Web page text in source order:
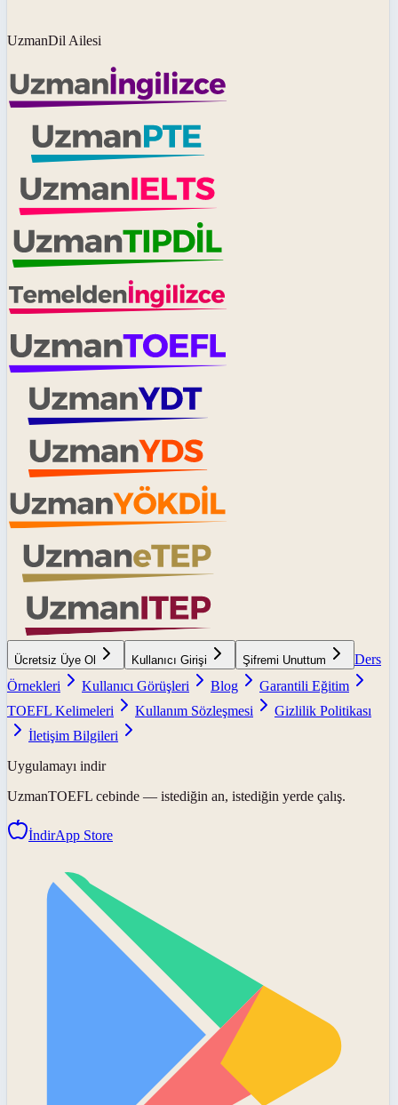
UzmanDil Ailesi
Ücretsiz Üye Ol Kullanıcı Girişi Şifremi Unuttum
Ders
Örnekleri
Kullanıcı Görüşleri Blog
Garantili Eğitim
TOEFL Kelimeleri
Kullanım Sözleşmesi
Gizlilik Politikası
İletişim Bilgileri
Uygulamayı indir
UzmanTOEFL cebinde — istediğin an, istediğin yerde çalış.
İndirApp Store